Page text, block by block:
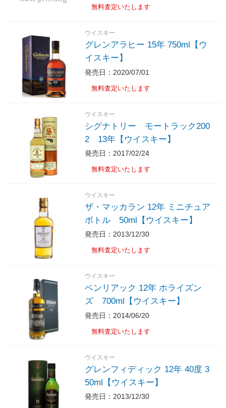
無料査定いたします
ウイスキー
グレンアラヒー 15年 750ml【ウ
イスキー】
発売日：2020/07/01
無料査定いたします
ウイスキー
シグナトリー モートラック200
2 13年【ウイスキー】
発売日：2017/02/24
無料査定いたします
ウイスキー
ザ・マッカラン 12年 ミニチュア
ボトル 50ml【ウイスキー】
発売日：2013/12/30
無料査定いたします
ウイスキー
ベンリアック 12年 ホライズン
ズ 700ml【ウイスキー】
発売日：2014/06/20
無料査定いたします
ウイスキー
グレンフィディック 12年 40度 3
50ml【ウイスキー】
発売日：2013/12/30